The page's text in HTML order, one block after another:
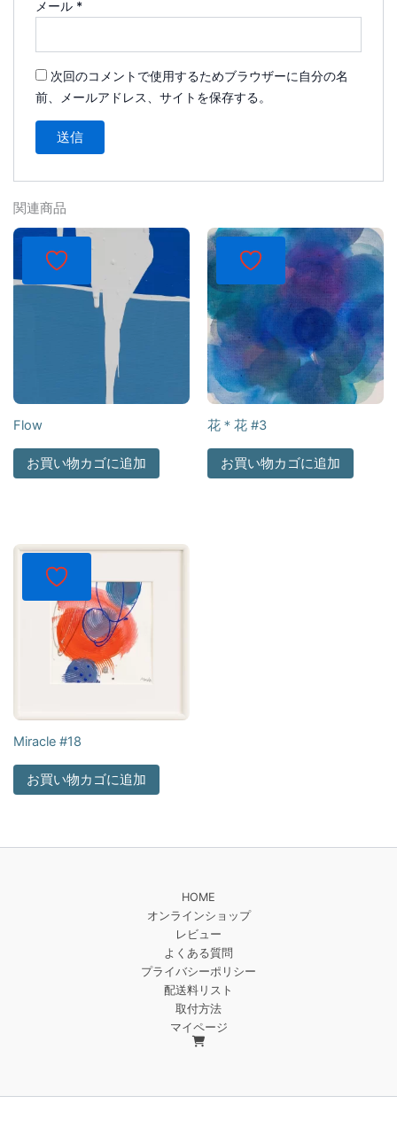
メール *
次回のコメントで使用するためブラウザーに自分の名
前、メールアドレス、サイトを保存する。
関連商品
Flow
お買い物カゴに追加
花＊花 #3
お買い物カゴに追加
Miracle #18
お買い物カゴに追加
HOME
オンラインショップ
レビュー
よくある質問
プライバシーポリシー
配送料リスト
取付方法
マイページ